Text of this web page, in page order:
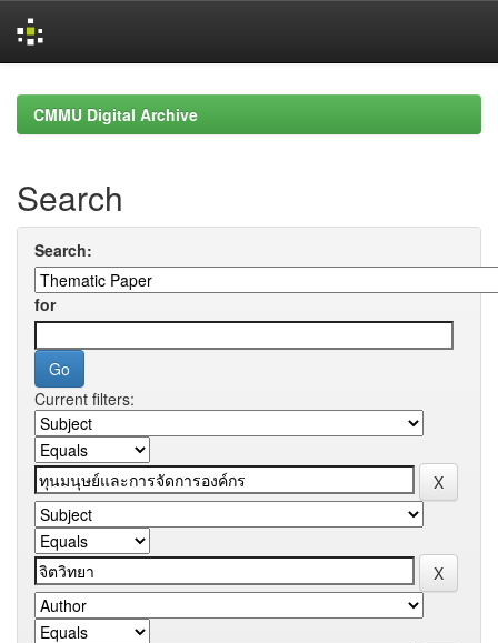
navigationCMMU Digital Archive
Search
Search:
for
Current filters: